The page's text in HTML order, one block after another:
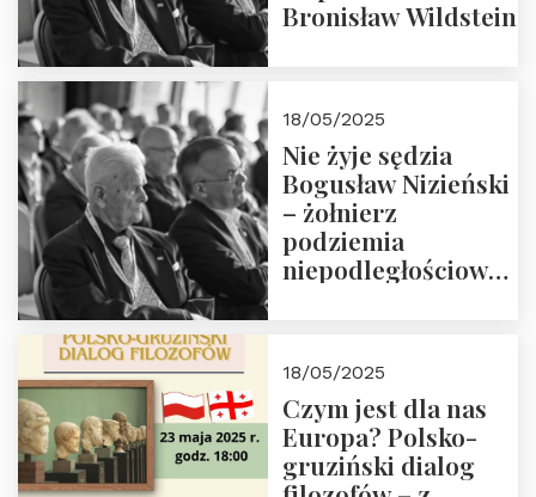
Bronisław Wildstein
18/05/2025
Nie żyje sędzia
Bogusław Nizieński
– żołnierz
podziemia
niepodległościowego
społeczny, członek
Kapituły Nagrody
im. Prezydenta
Lecha
18/05/2025
Czym jest dla nas
Europa? Polsko-
gruziński dialog